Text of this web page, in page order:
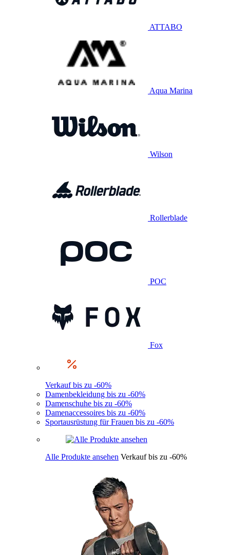
ATTABO
Aqua Marina
Wilson
Rollerblade
POC
Fox
Verkauf bis zu -60%
Damenbekleidung bis zu -60%
Damenschuhe bis zu -60%
Damenaccessoires bis zu -60%
Sportausrüstung für Frauen bis zu -60%
Alle Produkte ansehen Verkauf bis zu -60%